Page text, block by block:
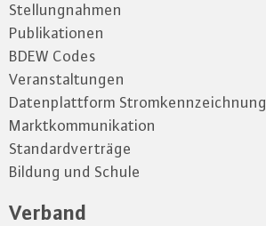
Stellungnahmen
Publikationen
BDEW Codes
Veranstaltungen
Datenplattform Stromkennzeichnung
Marktkommunikation
Standardverträge
Bildung und Schule
Verband